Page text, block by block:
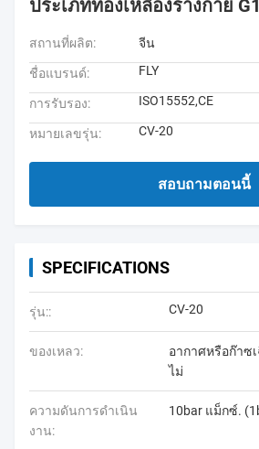
ประเภททองเหลืองร่างกาย
สถานที่ผลิต: จีน
ชื่อแบรนด์: FLY
การรับรอง: ISO15552,CE
หมายเลขรุ่น: CV-20
สอบถามตอนนี้
SPECIFICATIONS
รุ่น:: CV-20
ของเหลว:
อากาศหรือก๊าซ
ไม่
ความดันการดำเนิน
งาน:
10bar แม็กซ์.